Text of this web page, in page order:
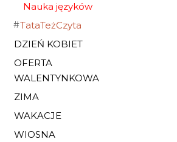
Nauka języków
TataTeżCzyta
DZIEŃ KOBIET
OFERTA
WALENTYNKOWA
ZIMA
WAKACJE
WIOSNA